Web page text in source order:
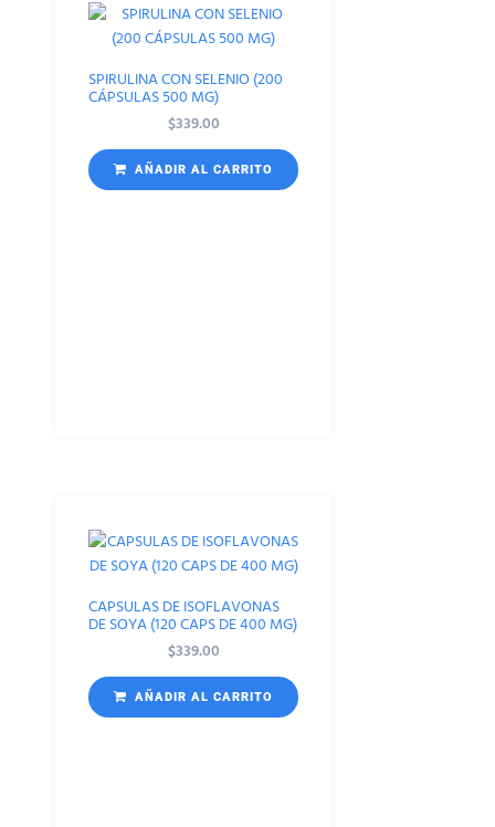
SPIRULINA CON SELENIO (200
CÁPSULAS 500 MG)
$339.00
AÑADIR AL CARRITO
CAPSULAS DE ISOFLAVONAS
DE SOYA (120 CAPS DE 400 MG)
$339.00
AÑADIR AL CARRITO